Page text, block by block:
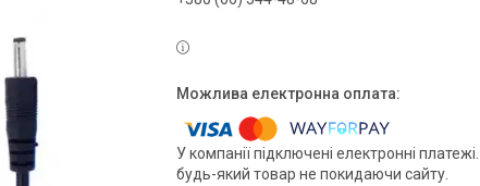
У компанії підключені електронні
будь-який товар не покидаючи сайту.